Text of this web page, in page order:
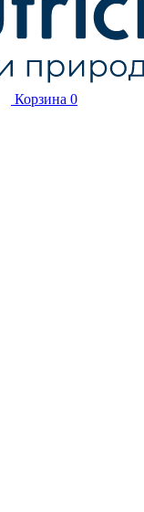
Корзина 0